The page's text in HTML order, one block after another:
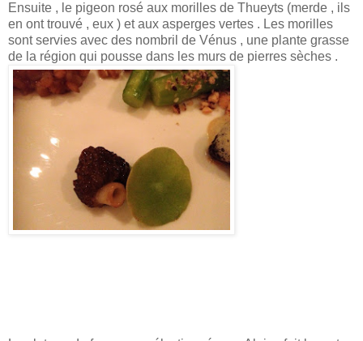
Ensuite , le pigeon rosé aux morilles de Thueyts (merde , ils
en ont trouvé , eux ) et aux asperges vertes . Les morilles
sont servies avec des nombril de Vénus , une plante grasse
de la région qui pousse dans les murs de pierres sèches .